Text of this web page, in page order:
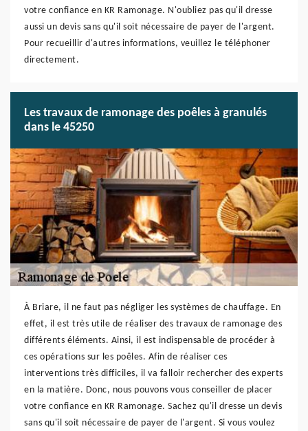
votre confiance en KR Ramonage. N'oubliez pas qu'il dresse
aussi un devis sans qu'il soit nécessaire de payer de l'argent.
Pour recueillir d'autres informations, veuillez le téléphoner
directement.
Les travaux de ramonage des poêles à granulés
dans le 45250
À Briare, il ne faut pas négliger les systèmes de chauffage. En
effet, il est très utile de réaliser des travaux de ramonage des
différents éléments. Ainsi, il est indispensable de procéder à
ces opérations sur les poêles. Afin de réaliser ces
interventions très difficiles, il va falloir rechercher des experts
en la matière. Donc, nous pouvons vous conseiller de placer
votre confiance en KR Ramonage. Sachez qu'il dresse un devis
sans qu'il soit nécessaire de payer de l'argent. Si vous voulez